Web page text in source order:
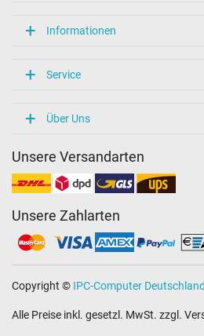
Informationen
Service
Über Uns
Unsere Versandarten
Unsere Zahlarten
Copyright © IPC-Computer
Alle Preise inkl. gesetzl. MwSt. zzgl.